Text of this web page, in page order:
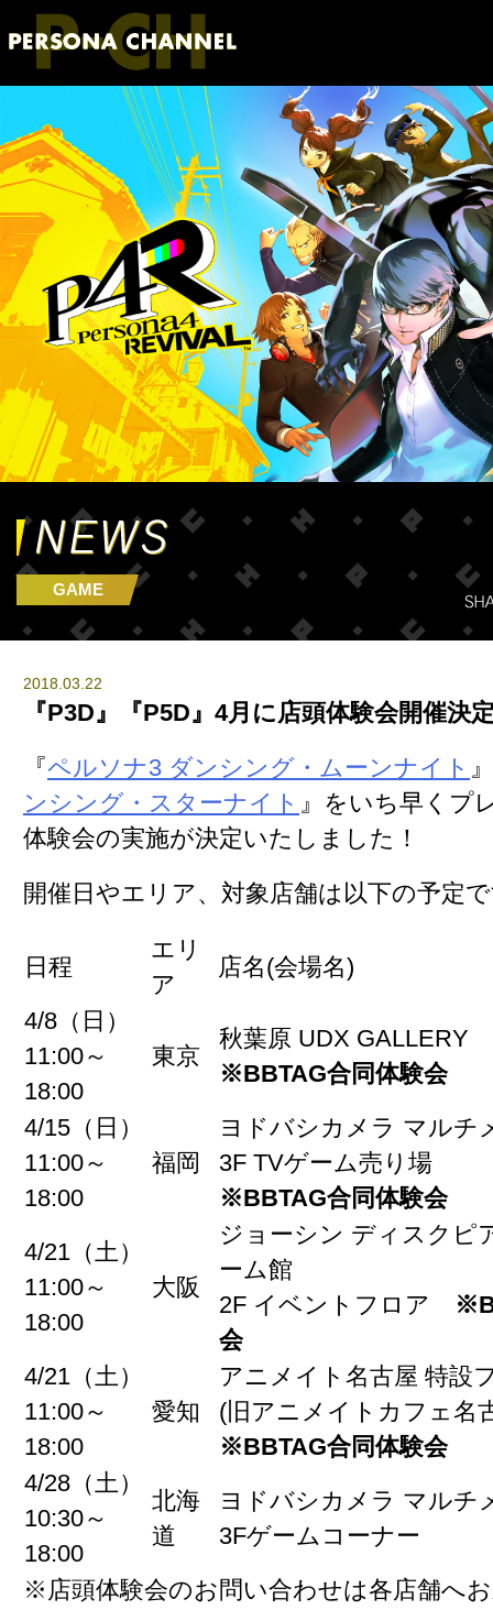
GAME
2018.03.22
『P3D』『P5D』4月に店頭体験会開催決
『ペルソナ3 ダンシング・ムーンナイト
ンシング・スターナイト 』をいち早くプ
体験会の実施が決定いたしました！
開催日やエリア、対象店舗は以下の予定
日程
エリ
ア
店名(会場名)
4/8（日）
11:00～
18:00
東京
秋葉原 UDX GALLERY
※BBTAG合同体験会
4/15（日）
11:00～
18:00
福岡
ヨドバシカメラ マルチ
3F TVゲーム売り場
※BBTAG合同体験会
4/21（土）
11:00～
18:00
大阪
ジョーシン ディスクピ
ーム館
2F イベントフロア
会
4/21（土）
11:00～
18:00
愛知
アニメイト名古屋 特設
(旧アニメイトカフェ名
※BBTAG合同体験会
4/28（土）
10:30～
18:00
北海
道
ヨドバシカメラ マルチ
3Fゲームコーナー
※店頭体験会のお問い合わせは各店舗へ